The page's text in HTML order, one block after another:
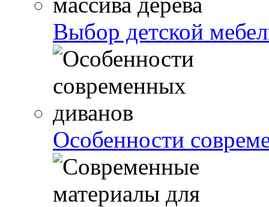
Выбор детской
Особенности